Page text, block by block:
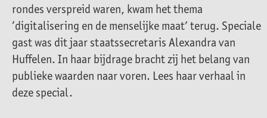
rondes verspreid waren, kwam het thema
‘digitalisering en de menselijke maat’ terug. Speciale
gast was dit jaar staatssecretaris Alexandra van
Huffelen. In haar bijdrage bracht zij het belang van
publieke waarden naar voren. Lees haar verhaal in
deze special.